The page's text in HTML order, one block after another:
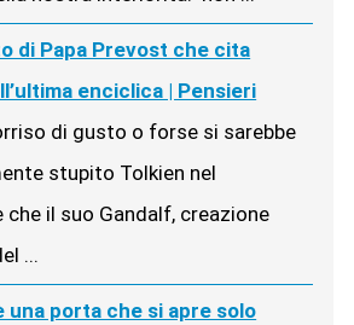
di Papa Prevost che cita
enciclica | Pensieri
di gusto o forse si sarebbe
stupito Tolkien nel
il suo Gandalf, creazione
...
una porta che si apre solo